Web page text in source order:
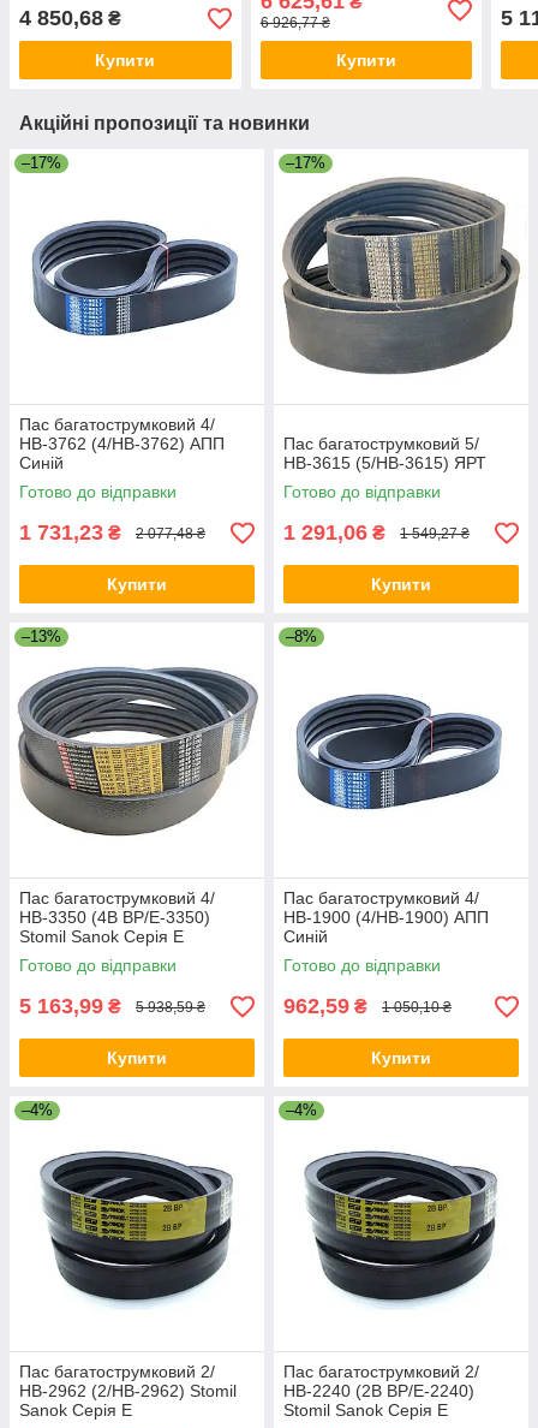
4 850,68 ₴
Купити
6 926,77 ₴
Купити
5
Акційні пропозиції та новинки
–17%
Пас багатострумковий 4/
НВ-3762 (4/HB-3762) АПП
Синій
Готово до відправки
1 731,23 ₴ 2 077,48 ₴
Купити
–17%
Пас багатострумковий 5/
НВ-3615 (5/HB-3615) ЯРТ
Готово до відправки
1 291,06 ₴ 1 549,27 ₴
Купити
–13%
Пас багатострумковий 4/
НВ-3350 (4B BP/E-3350)
Stomil Sanok Серія E
Готово до відправки
5 163,99 ₴ 5 938,59 ₴
Купити
–8%
Пас багатострумковий 4/
НВ-1900 (4/HB-1900) АПП
Синій
Готово до відправки
962,59 ₴ 1 050,10 ₴
Купити
–4%
Пас багатострумковий 2/
НВ-2962 (2/HB-2962) Stomil
Sanok Серія E
–4%
Пас багатострумковий 2/
НВ-2240 (2B BP/E-2240)
Stomil Sanok Серія E